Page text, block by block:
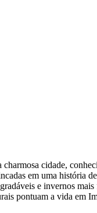
cidade,
em uma
e invernos
pontuam a vida em